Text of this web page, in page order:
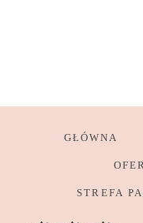
GŁÓWNA
STREFA